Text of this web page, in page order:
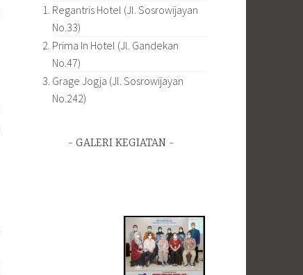
Regantris Hotel (Jl. Sosrowijayan
No.33)
Prima In Hotel (Jl. Gandekan
No.47)
Grage Jogja (Jl. Sosrowijayan
No.242)
GALERI KEGIATAN